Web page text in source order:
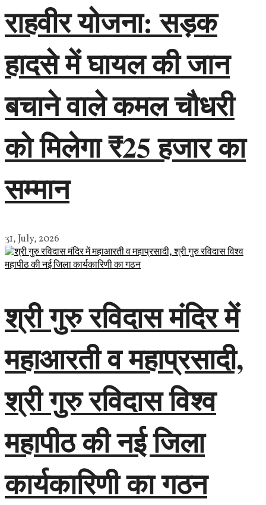
राहवीर योजना: सड़क
हादसे में घायल की जान
बचाने वाले कमल चौधरी
को मिलेगा ₹25 हजार का
सम्मान
31, July, 2026
श्री गुरु रविदास मंदिर में
महाआरती व महाप्रसादी,
श्री गुरु रविदास विश्व
महापीठ की नई जिला
कार्यकारिणी का गठन